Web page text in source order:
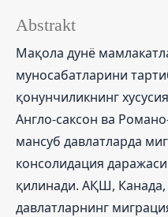
Abstrakt
Мақола дунё
муносабатларини
қонунчиликнинг
Англо-саксон ва
мансуб давлатларда
консолидация
қилинади. АҚШ,
давлатларнинг